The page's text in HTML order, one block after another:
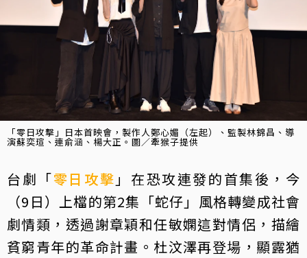
「零日攻擊」日本首映會，製作人鄭心媚（左起）、監製林錦昌、導
演蘇奕瑄、連俞涵、楊大正。圖／牽猴子提供
台劇「零日攻擊 」在恐攻連發的首集後，今
（9日）上檔的第2集「蛇仔」風格轉變成社會
劇情類，透過謝章穎和任敏嫻這對情侶，描繪
貧窮青年的革命計畫。杜汶澤再登場，顯露猶